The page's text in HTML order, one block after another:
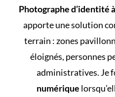
Photographe d’identité
apporte une solution
terrain : zones
éloignés, personnes
administratives. Je
numérique